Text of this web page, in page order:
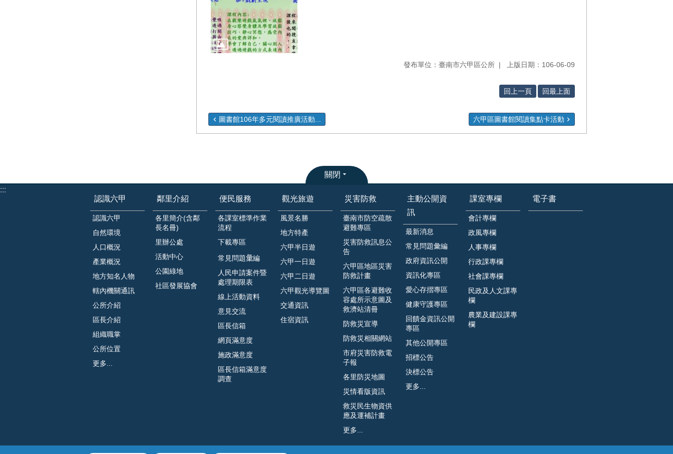
發布單位：臺南市六甲區公所 上版日期：106-06-09
回上一頁 回最上面
圖書館106年多元閱讀推廣活動... 六甲區圖書館閱讀集點卡活動
關閉
:::
認識六甲
認識六甲
自然環境
人口概況
產業概況
地方知名人物
轄內機關通訊
公所介紹
區長介紹
組織職掌
公所位置
更多...
鄰里介紹
各里簡介(含鄰
長名冊)
里辦公處
活動中心
公園綠地
社區發展協會
便民服務
各課室標準作業
流程
下載專區
常見問題𢑥編
人民申請案件暨
處理期限表
線上活動資料
意見交流
區長信箱
網頁滿意度
施政滿意度
區長信箱滿意度
調查
觀光旅遊
風景名勝
地方特產
六甲半日遊
六甲一日遊
六甲二日遊
六甲觀光導覽圖
交通資訊
住宿資訊
災害防救
臺南市防空疏散
避難專區
災害防救訊息公
告
六甲區地區災害
防救計畫
六甲區各避難收
容處所示意圖及
救濟站清冊
防救災宣導
防救災相關網站
市府災害防救電
子報
各里防災地圖
災情看版資訊
救災民生物資供
應及運補計畫
更多...
主動公開資
訊
最新消息
常見問題彙編
政府資訊公開
資訊化專區
愛心存摺專區
健康守護專區
回饋金資訊公開
專區
其他公開專區
招標公告
決標公告
更多...
課室專欄
會計專欄
政風專欄
人事專欄
行政課專欄
社會課專欄
民政及人文課專
欄
農業及建設課專
欄
電子書